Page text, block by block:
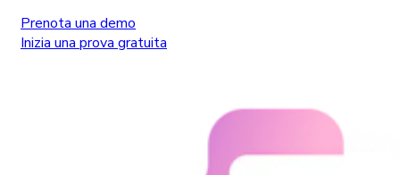
Prenota una demo
Inizia una prova gratuita